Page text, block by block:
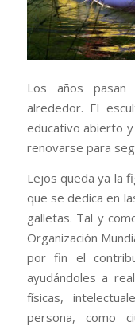
Los años
alrededor. El
educativo abierto
renovarse para
Lejos queda ya la
que se dedica en
galletas. Tal y
Organización
por fin el
ayudándoles a
físicas,
persona, como